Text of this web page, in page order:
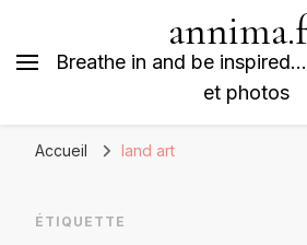
Breathe in and be
et photos
Accueil land art
ÉTIQUETTE